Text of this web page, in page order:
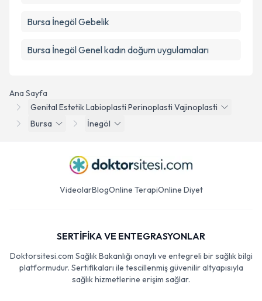
Ana Sayfa
Genital Estetik Labioplasti Perinoplasti Vajinoplasti
Bursa
İnegöl
Bursa İnegöl Gebelik
Bursa İnegöl Genel kadın doğum uygulamaları
VideolarBlogOnline TerapiOnline Diyet
SERTİFİKA VE ENTEGRASYONLAR
Doktorsitesi.com Sağlık Bakanlığı onaylı ve entegreli bir sağlık bilgi
platformudur. Sertifikaları ile tescillenmiş güvenilir altyapısıyla
sağlık hizmetlerine erişim sağlar.